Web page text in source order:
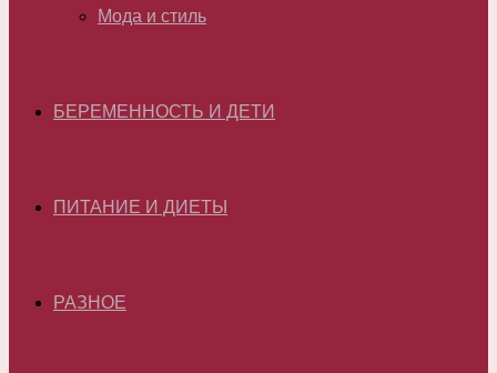
Мода и стиль
БЕРЕМЕННОСТЬ И ДЕТИ
ПИТАНИЕ И ДИЕТЫ
РАЗНОЕ